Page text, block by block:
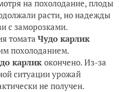
на похолодание, плоды
расти, но надежды
с заморозками.
томата Чудо карлик
похолоданием.
карлик окончено. Из-за
ситуации урожай
не получен.